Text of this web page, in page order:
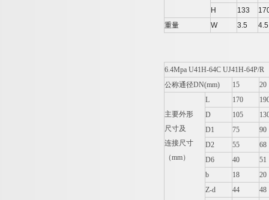
H
133
重量
W 3.5 4.5
6.4Mpa U41H-64C UJ41H-64P/R
公称通径DN(mm)
15 20
主要外形
尺寸及
连接尺寸
（mm）
L 170
D
105
D1
75
90
D2
55
68
D6
40
51
b
18
20
Z-d
44
48